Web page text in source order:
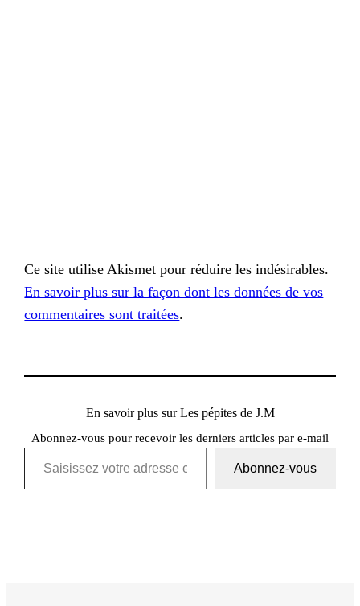
Ce site utilise Akismet pour réduire les indésirables.
En savoir plus sur la façon dont les données de vos
commentaires sont traitées.
En savoir plus sur Les pépites de J.M
Abonnez-vous pour recevoir les derniers articles par e-mail
Saisissez votre adresse e-mail…
Abonnez-vous